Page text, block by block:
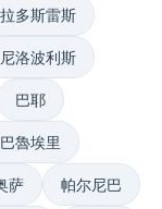
多斯雷斯
尼洛波利斯
巴耶
巴魯埃里
萨 帕尔尼巴